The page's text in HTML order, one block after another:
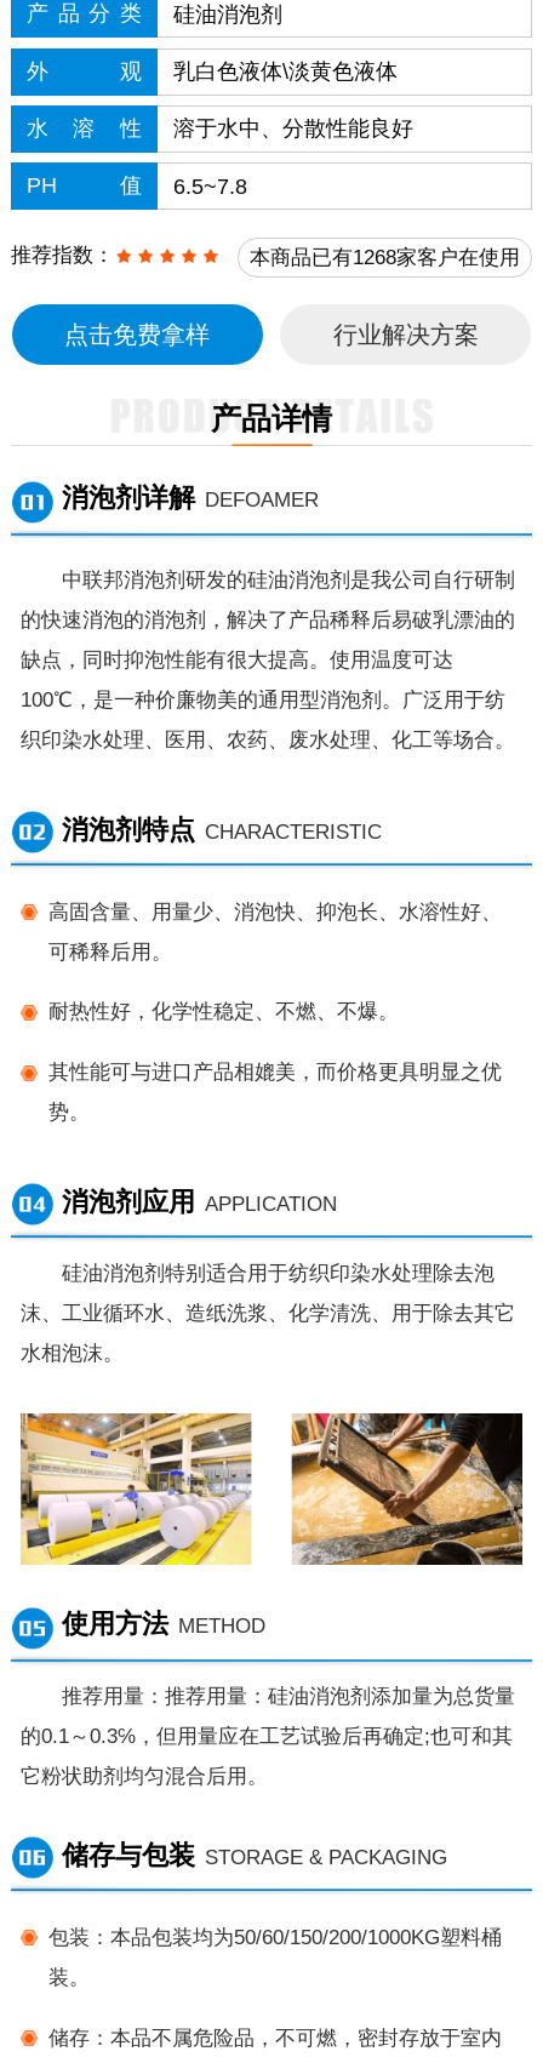
产品分类 硅油消泡剂
外观 乳白色液体\淡黄色液体
水溶性 溶于水中、分散性能良好
PH值 6.5~7.8
推荐指数： 本商品已有1268家客户在使用
点击免费拿样 行业解决方案
产品详情
消泡剂详解 DEFOAMER
中联邦消泡剂研发的硅油消泡剂是我公司自行研制
的快速消泡的消泡剂，解决了产品稀释后易破乳漂油的
缺点，同时抑泡性能有很大提高。使用温度可达
100℃，是一种价廉物美的通用型消泡剂。广泛用于纺
织印染水处理、医用、农药、废水处理、化工等场合。
消泡剂特点 CHARACTERISTIC
高固含量、用量少、消泡快、抑泡长、水溶性好、
可稀释后用。
耐热性好，化学性稳定、不燃、不爆。
其性能可与进口产品相媲美，而价格更具明显之优
势。
消泡剂应用 APPLICATION
硅油消泡剂特别适合用于纺织印染水处理除去泡
沫、工业循环水、造纸洗浆、化学清洗、用于除去其它
水相泡沫。
使用方法 METHOD
推荐用量：推荐用量：硅油消泡剂添加量为总货量
的0.1～0.3℅，但用量应在工艺试验后再确定;也可和其
它粉状助剂均匀混合后用。
储存与包装 STORAGE & PACKAGING
包装：本品包装均为50/60/150/200/1000KG塑料桶
装。
储存：本品不属危险品，不可燃，密封存放于室内